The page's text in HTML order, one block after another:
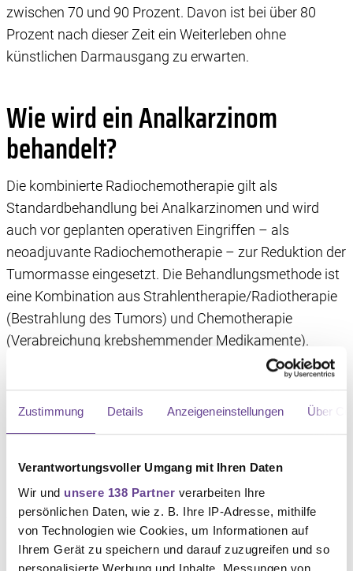
Zustimmung Details Anzeigeneinstellungen Über
Verantwortungsvoller Umgang mit Ihren Daten
Wir und unsere 138 Partner verarbeiten Ihre
persönlichen Daten, wie z. B. Ihre IP-Adresse, mithilfe
von Technologien wie Cookies, um Informationen auf
Ihrem Gerät zu speichern und darauf zuzugreifen und so
personalisierte Werbung und Inhalte, Messungen von
zwischen 70 und 90 Prozent. Davon ist bei über 80
Prozent nach dieser Zeit ein Weiterleben ohne
künstlichen Darmausgang zu erwarten.
Wie wird ein Analkarzinom
behandelt?
Die kombinierte Radiochemotherapie gilt als
Standardbehandlung bei Analkarzinomen und wird
auch vor geplanten operativen Eingriffen – als
neoadjuvante Radiochemotherapie – zur Reduktion der
Tumormasse eingesetzt. Die Behandlungsmethode ist
eine Kombination aus Strahlentherapie/Radiotherapie
(Bestrahlung des Tumors) und Chemotherapie
(Verabreichung krebshemmender Medikamente).
Neben dem Tumorgebiet werden meist auch die
Die Therapie dauert meist mehrere Wochen.
Radiochemotherapie noch Tumoranteile nachweisbar
sind oder der Tumor nach erfolgreicher Behandlung
wiederkehrt (Rezidiv), ziehen Ärzt:innen einen
operativen Eingriff in Betracht.